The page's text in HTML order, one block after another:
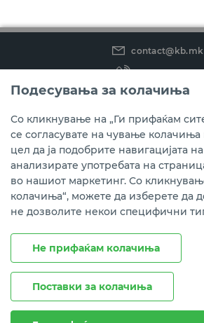
contact@kb.mk
(02) 3 296 800
Преземете ја мобилната
Подесувања за колачиња
Со кликнување на „Ги прифаќам
се согласувате на чување
цел да ја подобрите навигацијата
анализирате употребата на
во нашиот маркетинг. Со
колачиња“, можете да изберете да
не дозволите некои специфични
Не прифаќам колачиња
Поставки за колачиња